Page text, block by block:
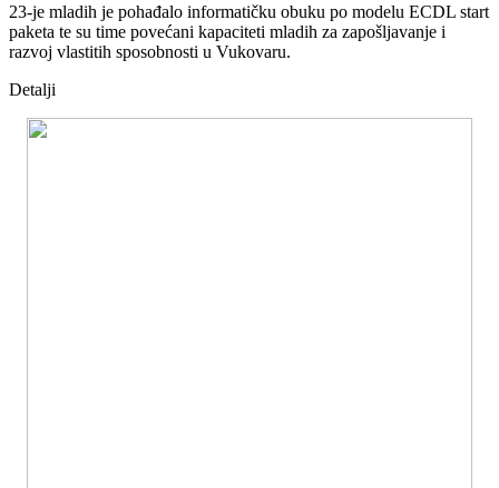
23-je mladih je pohađalo informatičku obuku po modelu ECDL start
paketa te su time povećani kapaciteti mladih za zapošljavanje i
razvoj vlastitih sposobnosti u Vukovaru.
Detalji